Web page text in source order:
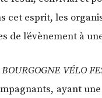
cet esprit, les
de l’évènement à
BOURGOGNE VÉLO
ayant